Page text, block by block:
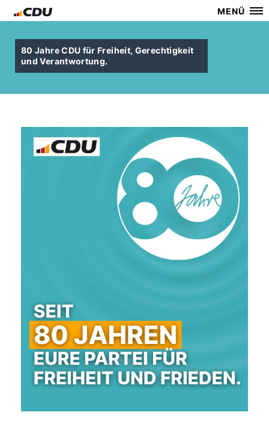
MENÜ
80 Jahre CDU für Freiheit, Gerechtigkeit
und Verantwortung.